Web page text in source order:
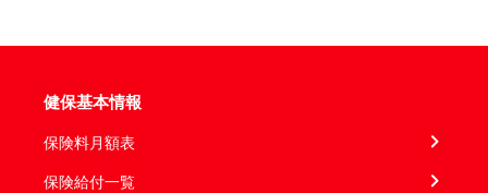
健保基本情報
保険料月額表
保険給付一覧